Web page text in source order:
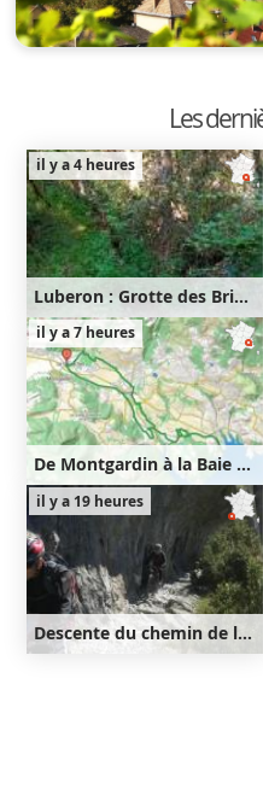
Les
il y a 4 heures
Luberon : Grotte des Brigands - Seguin - Mourre Nègre - Fort de Buoux
35km
910m
910m
il y a 7 heures
De Montgardin à la Baie Saint-Michel
22km
540m
il y a 19 heures
Descente du chemin de la Mâture